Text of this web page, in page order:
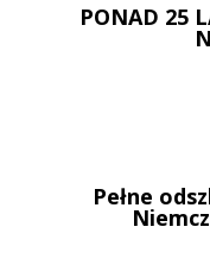
PONAD 25
Pełne